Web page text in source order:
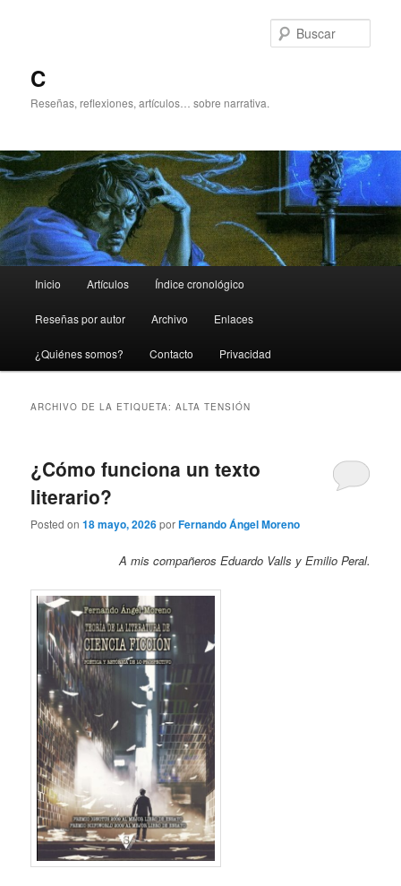
C
Reseñas, reflexiones, artículos… sobre narrativa.
principal
Inicio Artículos Índice cronológico
Reseñas por autor Archivo Enlaces
¿Quiénes somos? Contacto Privacidad
ARCHIVO DE LA ETIQUETA:ALTA TENSIÓN
¿Cómo funciona un texto
literario?
Posted on18 mayo, 2026porFernando Ángel Moreno
A mis compañeros Eduardo Valls y Emilio Peral.